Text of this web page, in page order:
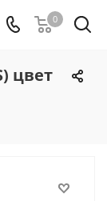
0
цвет